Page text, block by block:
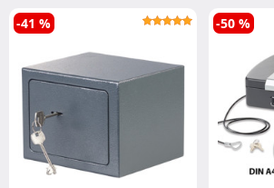
combinai..
combinai..
-41 % -50 %